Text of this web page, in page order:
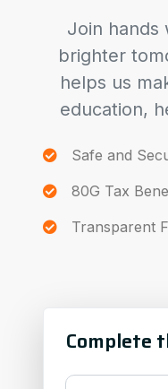
Join hands
brighter
helps us
education,
Safe and
80G Tax
Transparent
Complete